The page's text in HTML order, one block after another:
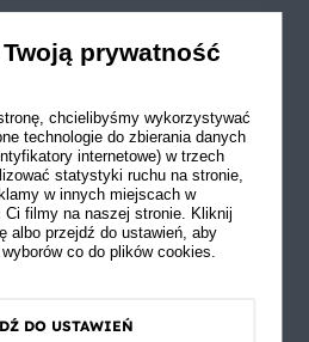
z
się
prywatność
chcielibyśmy wykorzystywać
technologie do zbierania danych
internetowe) w trzech
statystyki ruchu na stronie,
w innych miejscach w
filmy na naszej stronie. Kliknij
albo przejdź do ustawień, aby
co do plików cookies.
DO USTAWIEŃ